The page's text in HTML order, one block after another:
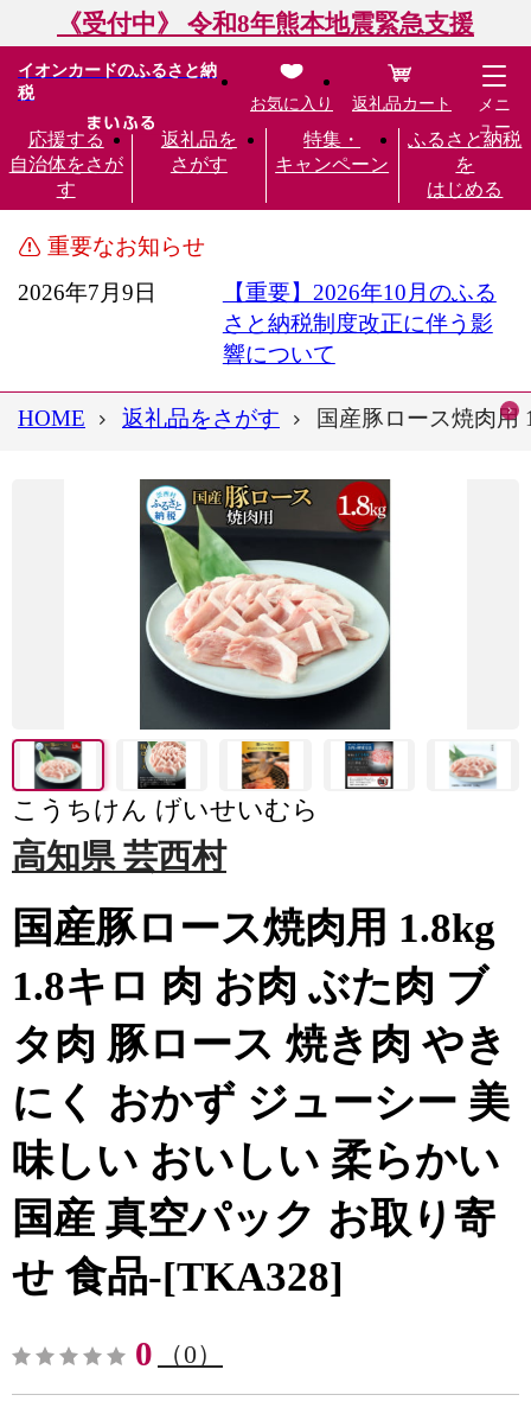
《受付中》 令和8年熊本地震緊急支援
イオンカードのふるさと納
税
応援する
自治体をさが
す
返礼品を
さがす
特集・
キャンペーン
ふるさと納税
を
はじめる
お気に入り 返礼品カート
メニ
ュー
重要なお知らせ
2026年7月9日
【重要】2026年10月のふる
さと納税制度改正に伴う影
響について
HOME 返礼品をさがす 国産豚ロース焼肉用
こうちけん げいせいむら
高知県 芸西村
国産豚ロース焼肉用 1.8kg
1.8キロ 肉 お肉 ぶた肉 ブ
タ肉 豚ロース 焼き肉 やき
にく おかず ジューシー 美
味しい おいしい 柔らかい
国産 真空パック お取り寄
せ 食品-[TKA328]
0 （0）